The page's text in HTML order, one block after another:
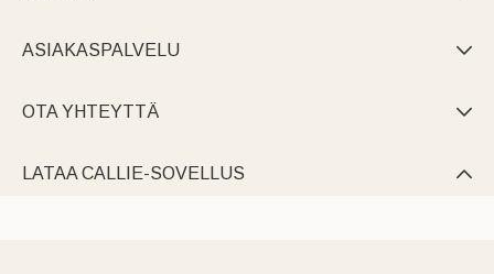
ASIAKASPALVELU 
OTA YHTEYTTÄ 
LATAA CALLIE-SOVELLUS 